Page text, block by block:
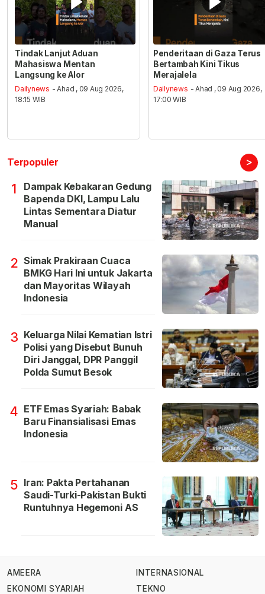
Tindak Lanjut Aduan
Mahasiswa Mentan
Langsung ke Alor
Dailynews - Ahad , 09 Aug 2026,
18:15 WIB
Penderitaan di Gaza Terus
Bertambah Kini Tikus
Merajalela
Dailynews - Ahad , 09 Aug 2026,
17:00 WIB
Terpopuler >
1
Dampak Kebakaran Gedung
Bapenda DKI, Lampu Lalu
Lintas Sementara Diatur
Manual
2 Simak Prakiraan Cuaca
BMKG Hari Ini untuk Jakarta
dan Mayoritas Wilayah
Indonesia
3 Keluarga Nilai Kematian Istri
Polisi yang Disebut Bunuh
Diri Janggal, DPR Panggil
Polda Sumut Besok
4 ETF Emas Syariah: Babak
Baru Finansialisasi Emas
Indonesia
5 Iran: Pakta Pertahanan
Saudi-Turki-Pakistan Bukti
Runtuhnya Hegemoni AS
AMEERA
EKONOMI SYARIAH
INTERNASIONAL
TEKNO